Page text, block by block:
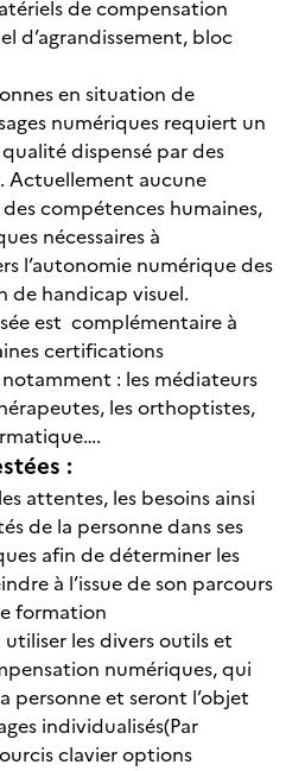
de compensation
d’agrandissement, bloc
en situation de
numériques requiert un
dispensé par des
Actuellement aucune
compétences humaines,
nécessaires à
l’autonomie numérique des
de handicap visuel.
est complémentaire à
certifications
notamment : les médiateurs
les orthoptistes,
:
attentes, les besoins ainsi
de la personne dans ses
afin de déterminer les
à l’issue de son parcours
formation
les divers outils et
numériques, qui
personne et seront l’objet
individualisés(Par
clavier options